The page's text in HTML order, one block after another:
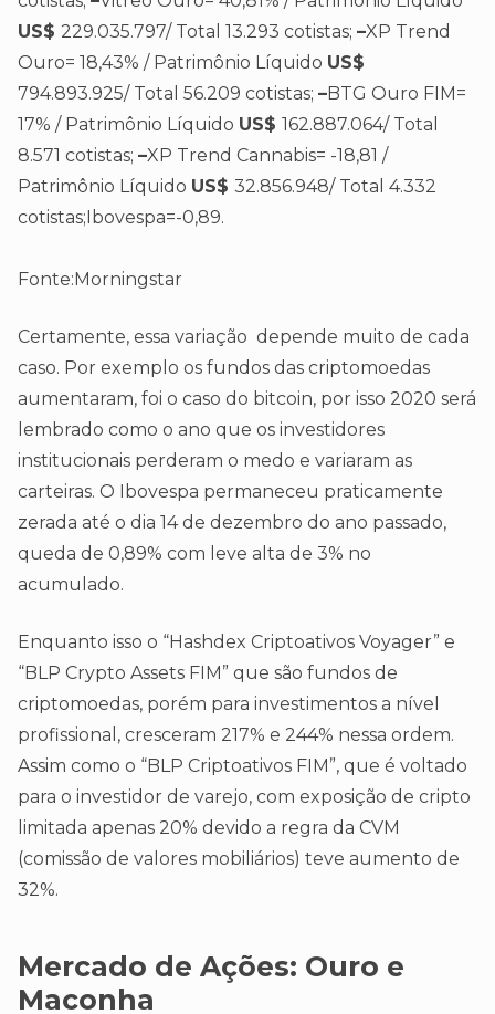
US$ 229.035.797/ Total 13.293 cotistas; –XP Trend
Ouro= 18,43% / Patrimônio Líquido US$
794.893.925/ Total 56.209 cotistas; –BTG Ouro FIM=
17% / Patrimônio Líquido US$ 162.887.064/ Total
8.571 cotistas; –XP Trend Cannabis= -18,81 /
Patrimônio Líquido US$ 32.856.948/ Total 4.332
cotistas;Ibovespa=-0,89.
Fonte:Morningstar
Certamente, essa variação depende muito de cada
caso. Por exemplo os fundos das criptomoedas
aumentaram, foi o caso do bitcoin, por isso 2020 será
lembrado como o ano que os investidores
institucionais perderam o medo e variaram as
carteiras. O Ibovespa permaneceu praticamente
zerada até o dia 14 de dezembro do ano passado,
queda de 0,89% com leve alta de 3% no
acumulado.
Enquanto isso o “Hashdex Criptoativos Voyager” e
“BLP Crypto Assets FIM” que são fundos de
criptomoedas, porém para investimentos a nível
profissional, cresceram 217% e 244% nessa ordem.
Assim como o “BLP Criptoativos FIM”, que é voltado
para o investidor de varejo, com exposição de cripto
limitada apenas 20% devido a regra da CVM
(comissão de valores mobiliários) teve aumento de
32%.
Mercado de Ações: Ouro e
Maconha